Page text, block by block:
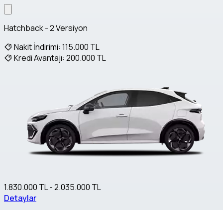
Hatchback - 2 Versiyon
Nakit İndirimi: 115.000 TL
Kredi Avantajı: 200.000 TL
1.830.000 TL - 2.035.000 TL
Detaylar